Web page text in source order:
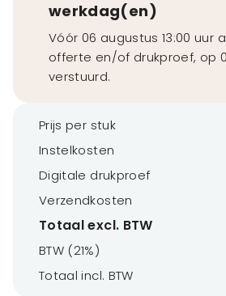
werkdag(en)
Vóór 06 augustus 13:00 uur
offerte en/of drukproef, op
verstuurd.
Prijs per stuk
Instelkosten
Digitale drukproef
Verzendkosten
Totaal excl. BTW
BTW (21%)
Totaal incl. BTW